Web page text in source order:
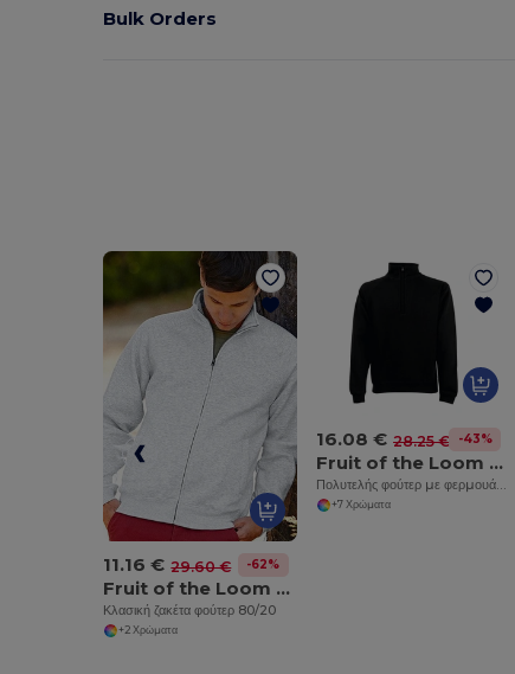
Bulk Orders
11.16 € 29.60 € -62%
Fruit of the Loom SS226
Κλασική ζακέτα φούτερ 80/20
+2 Χρώματα
16.08 € 28.25 € -43%
Fruit of the Loom SS830
+7 Χρώματα